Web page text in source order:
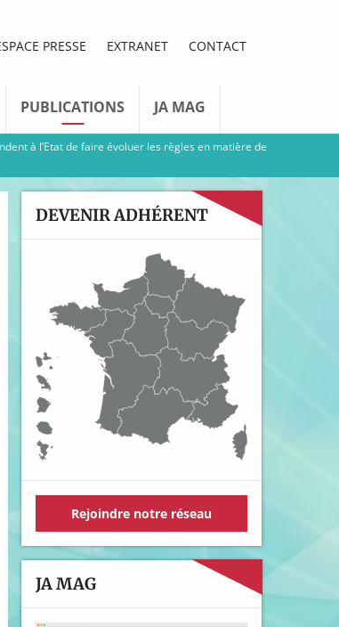
PRESSE EXTRANET CONTACT
PUBLICATIONS JA MAG
à l’Etat de faire évoluer les règles en matière de
DEVENIR ADHÉRENT
Rejoindre notre réseau
JA MAG